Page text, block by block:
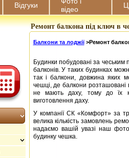
Відгуки
відео
Ремонт балкона під ключ в
Балкони та лоджії>Ремонт
Будинки побудовані за чеським
балконів. У таких будинках
так і балкони, довжина яких
чешці, де балкони розташовані
не мають даху, тому до їх
виготовлення даху.
У компанії СК «Комфорт» за
велика кількість замовлень
надаємо вашій увазі наш
будинку чешка.